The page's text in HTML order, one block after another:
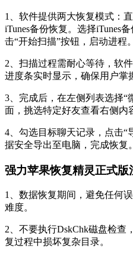
1、软件提供两大恢复模式：
iTunes备份恢复。选择iTunes
击“开始扫描”按钮，启动进程。
2、扫描过程需耐心等待，软
进度条实时显示，确保用户掌
3、完成后，在左侧列表选择“
面，挑选特定好友查看右侧内
4、勾选目标聊天记录，点击“
据安全导出至电脑，完成恢复。
强力苹果恢复精灵正式版
1、数据恢复期间，避免任何
难度。
2、不要执行DskChk磁盘检查
复过程中损坏复杂目录。